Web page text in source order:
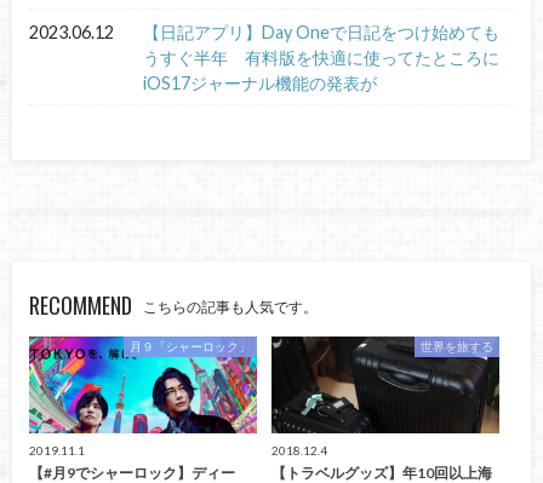
2023.06.12
【日記アプリ】Day Oneで日記をつけ始めても
うすぐ半年 有料版を快適に使ってたところに
iOS17ジャーナル機能の発表が
RECOMMEND こちらの記事も人気です。
月９「シャーロック」
2019.11.1
【#月9でシャーロック】ディー
世界を旅する
2018.12.4
【トラベルグッズ】年10回以上海